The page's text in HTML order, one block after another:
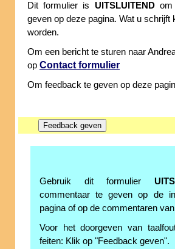
Dit formulier is UITSLUITENDom
geven op deze pagina. Wat u schrijft
worden.
Om een bericht te sturen naar
op Contact formulier
Om feedback te geven op deze
Gebruik dit formulier
commentaar te geven op de
pagina of op de commentaren
Voor het doorgeven van
feiten: Klik op "Feedback geven".